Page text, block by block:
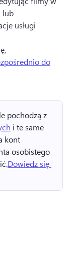
lub
usługi
do
pochodzą z
i te same
kont
osobistego
Dowiedz się